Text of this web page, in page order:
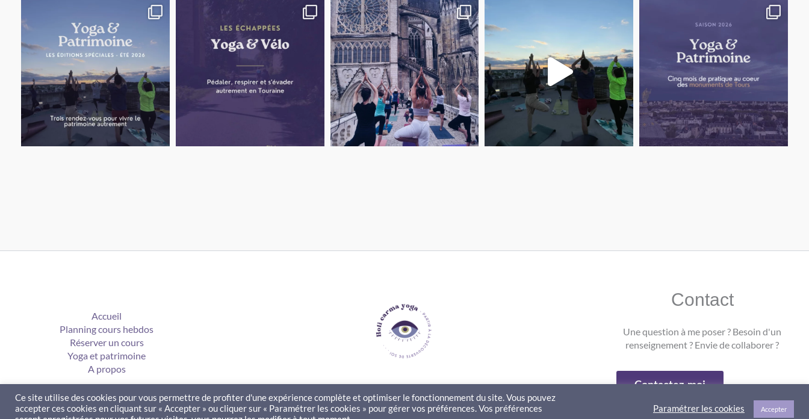
Accueil
Planning cours hebdos
Réserver un cours
Yoga et patrimoine
A propos
Contact
Une question à me poser ? Besoin d'un
renseignement ? Envie de collaborer ?
Contactez-moi
Ce site utilise des cookies pour vous permettre de profiter d'une expérience complète et optimiser le fonctionnement du site. Vous pouvez
accepter ces cookies en cliquant sur « Accepter » ou cliquer sur « Paramétrer les cookies » pour gérer vos préférences. Vos préférences
Paramétrer les cookies Accepter